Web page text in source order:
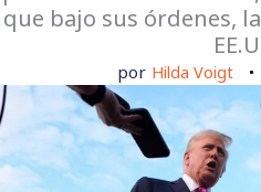
que bajo sus órdenes,
por Hilda Voigt